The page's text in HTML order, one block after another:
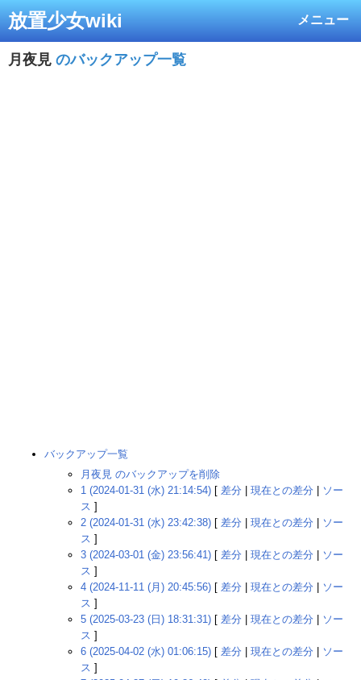
メニュー
放置少女wiki
月夜見 のバックアップ一覧
バックアップ一覧
月夜見 のバックアップを削除
1 (2024-01-31 (水) 21:14:54) [ 差分 現在との差分
ソー
ス ]
2 (2024-01-31 (水) 23:42:38) [ 差分 現在との差分
ソー
ス ]
3 (2024-03-01 (金) 23:56:41) [ 差分 現在との差分
ソー
ス ]
4 (2024-11-11 (月) 20:45:56) [ 差分 現在との差分
ソー
ス ]
5 (2025-03-23 (日) 18:31:31) [ 差分 現在との差分
ソー
ス ]
6 (2025-04-02 (水) 01:06:15) [ 差分 現在との差分
ソー
ス ]